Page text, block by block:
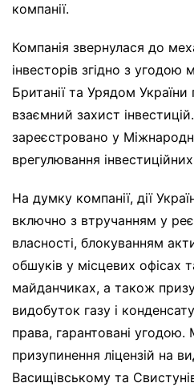
компанії.
Компанія звернулася до
інвесторів згідно з
Британії та Урядом
взаємний захист
зареєстровано у
врегулювання
На думку компанії, дії
включно з втручанням у
власності, блокуванням
обшуків у місцевих офісах
майданчиках, а також
видобуток газу і
права, гарантовані
призупинення ліцензій на
Васищівському та